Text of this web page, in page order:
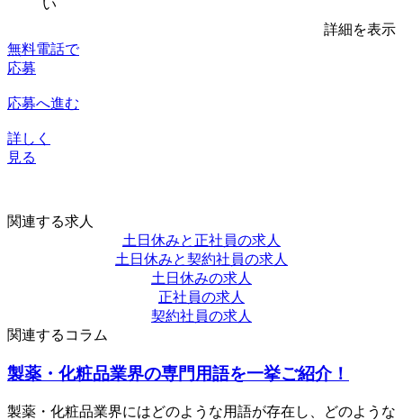
い
詳細を表示
無料電話で
応募
応募へ進む
詳しく
見る
関連する求人
土日休みと正社員の求人
土日休みと契約社員の求人
土日休みの求人
正社員の求人
契約社員の求人
関連するコラム
製薬・化粧品業界の専門用語を一挙ご紹介！
製薬・化粧品業界にはどのような用語が存在し、どのような